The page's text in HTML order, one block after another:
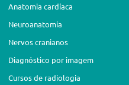
Anatomia cardíaca
Neuroanatomia
Nervos cranianos
Diagnóstico por imagem
Cursos de radiologia